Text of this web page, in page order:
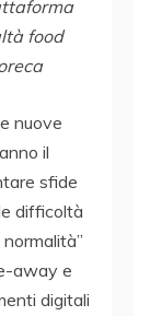
food
nuove
il
sfide
difficoltà
away e
digitali